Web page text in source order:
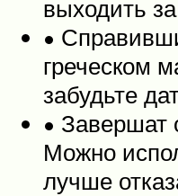
выходить
•
греческом
забудьте
• Завершат
Можно
лучше